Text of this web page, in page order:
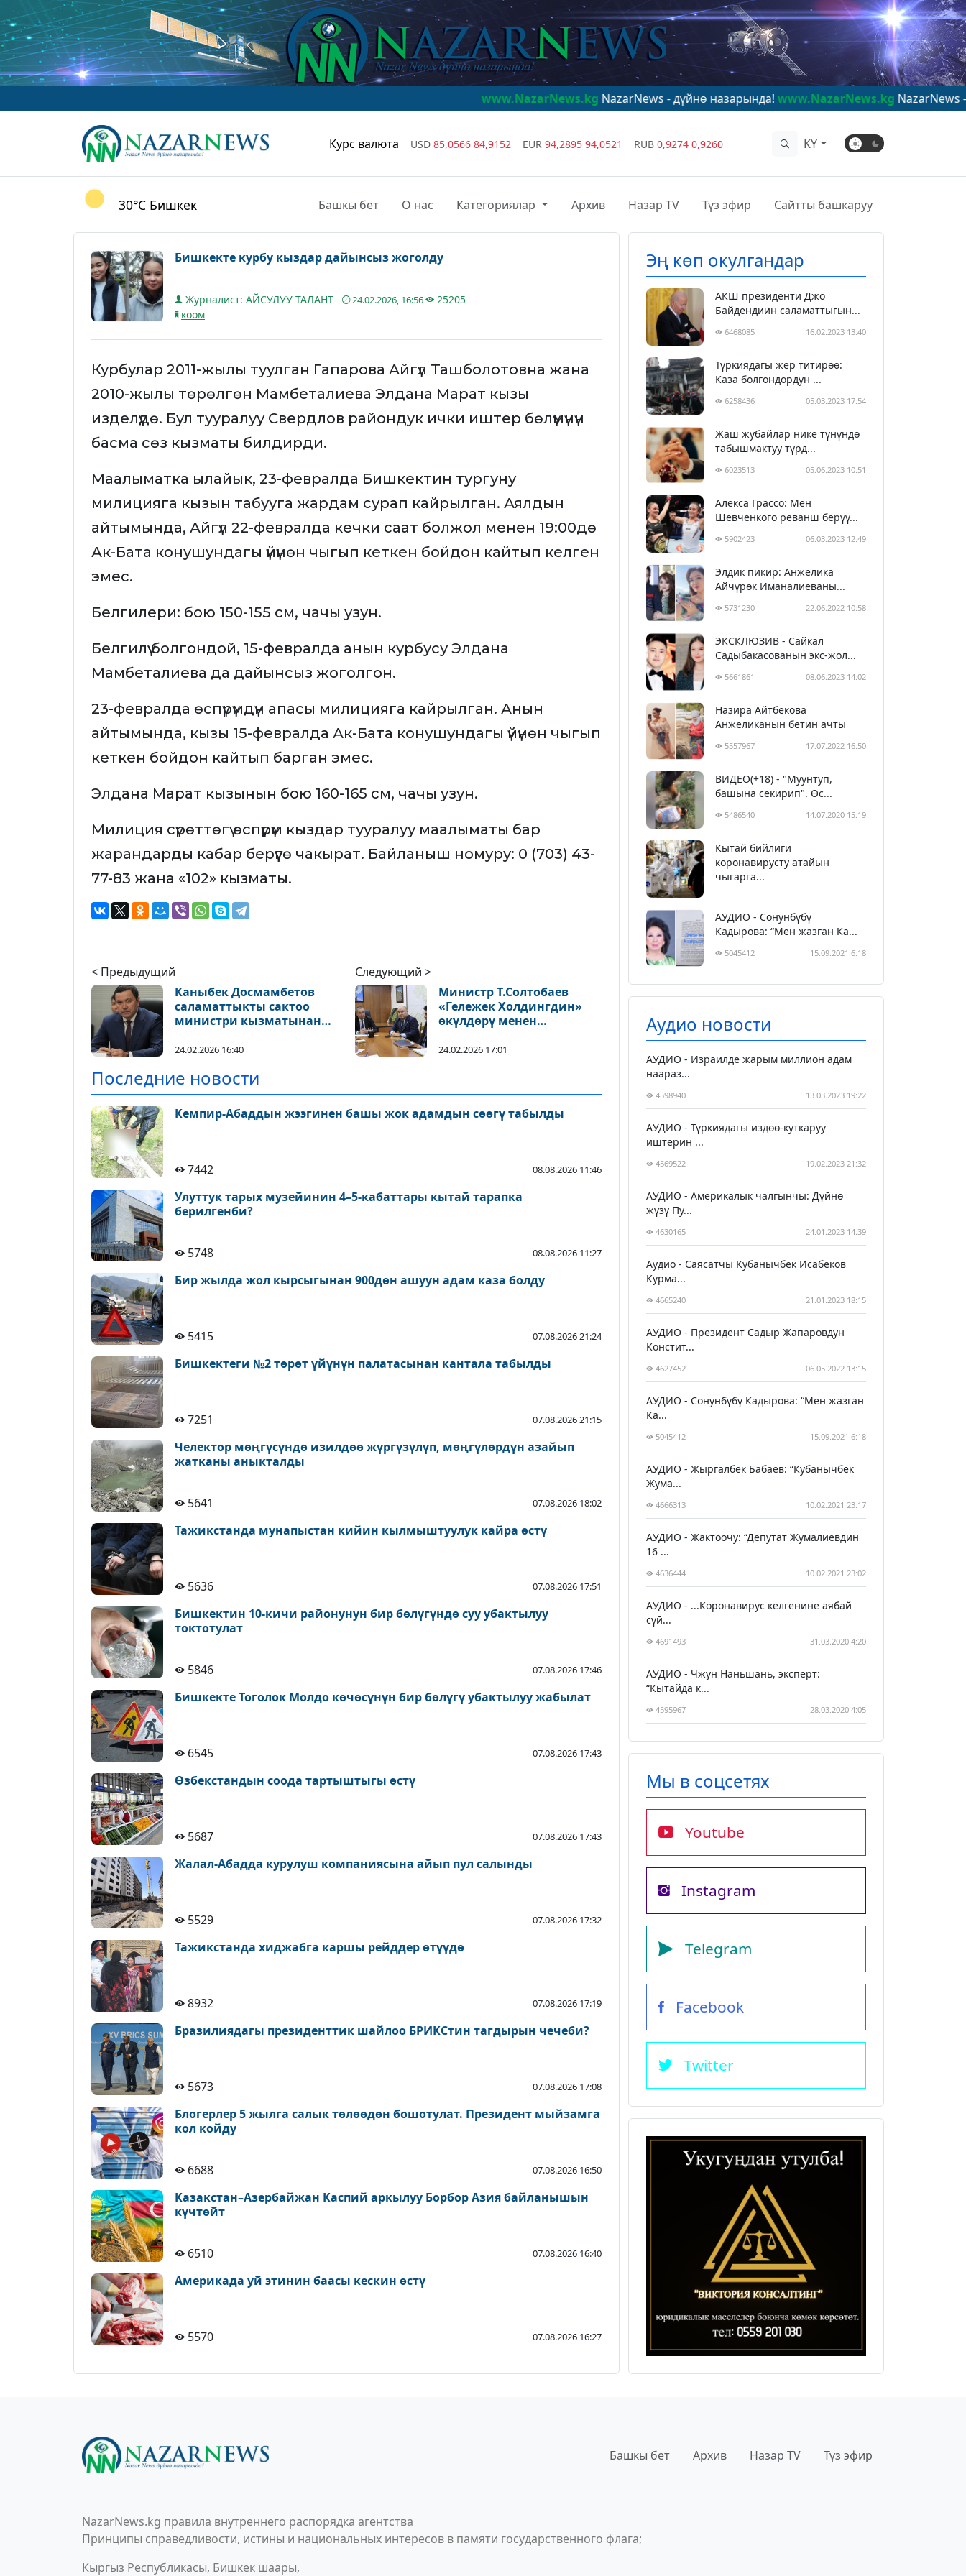
www.NazarNews.kgNazarNews - дүйнө назарында!www.NazarNews.kgNazarNews - в центре
Курс валюта USD 85,0566 84,9152 EUR 94,2895 94,0521 RUB 0,9274 0,9260 KY
30°C Бишкек Башкы бет О нас Категориялар Архив Назар TV Түз эфир Сайтты башкаруу
Бишкекте курбу кыздар дайынсыз жоголду
Журналист: АЙСУЛУУ ТАЛАНТ 24.02.2026, 16:56
25205
коом
Курбулар 2011-жылы туулган Гапарова Айгүл Ташболотовна жана
2010-жылы төрөлгөн Мамбеталиева Элдана Марат кызы
изделүүдө. Бул тууралуу Свердлов райондук ички иштер бөлүмүнүн
басма сөз кызматы билдирди.
Маалыматка ылайык, 23-февралда Бишкектин тургуну
милицияга кызын табууга жардам сурап кайрылган. Аялдын
айтымында, Айгүл 22-февралда кечки саат болжол менен 19:00дө
Ак-Бата конушундагы үйүнөн чыгып кеткен бойдон кайтып келген
эмес.
Белгилери: бою 150-155 см, чачы узун.
Белгилүү болгондой, 15-февралда анын курбусу Элдана
Мамбеталиева да дайынсыз жоголгон.
23-февралда өспүрүмдүн апасы милицияга кайрылган. Анын
айтымында, кызы 15-февралда Ак-Бата конушундагы үйүнөн чыгып
кеткен бойдон кайтып барган эмес.
Элдана Марат кызынын бою 160-165 см, чачы узун.
Милиция сүрөттөгү өспүрүм кыздар тууралуу маалыматы бар
жарандарды кабар берүүгө чакырат. Байланыш номуру: 0 (703) 43-
77-83 жана «102» кызматы.
< Предыдущий
Каныбек Досмамбетов
саламаттыкты сактоо
министри кызматынан
24.02.2026 16:40
Следующий >
Министр Т.Солтобаев
«Гележек Холдингдин»
өкүлдөрү менен
24.02.2026 17:01
Последние новости
Кемпир-Абаддын жээгинен башы жок адамдын сөөгү табылды
7442 08.08.2026 11:46
Улуттук тарых музейинин 4–5-кабаттары кытай тарапка
берилгенби?
5748 08.08.2026 11:27
Бир жылда жол кырсыгынан 900дөн ашуун адам каза болду
5415 07.08.2026 21:24
Бишкектеги №2 төрөт үйүнүн палатасынан кантала табылды
7251 07.08.2026 21:15
Челектор мөңгүсүндө изилдөө жүргүзүлүп, мөңгүлөрдүн азайып
жатканы аныкталды
5641 07.08.2026 18:02
Тажикстанда мунапыстан кийин кылмыштуулук кайра өстү
5636 07.08.2026 17:51
Бишкектин 10-кичи районунун бир бөлүгүндө суу убактылуу
токтотулат
5846 07.08.2026 17:46
Бишкекте Тоголок Молдо көчөсүнүн бир бөлүгү убактылуу жабылат
6545 07.08.2026 17:43
Өзбекстандын соода тартыштыгы өстү
5687 07.08.2026 17:43
Жалал-Абадда курулуш компаниясына айып пул салынды
5529 07.08.2026 17:32
Тажикстанда хиджабга каршы рейддер өтүүдө
8932 07.08.2026 17:19
Бразилиядагы президенттик шайлоо БРИКСтин тагдырын чечеби?
5673 07.08.2026 17:08
Блогерлер 5 жылга салык төлөөдөн бошотулат. Президент мыйзамга
кол койду
6688 07.08.2026 16:50
Казакстан–Азербайжан Каспий аркылуу Борбор Азия байланышын
күчтөйт
6510 07.08.2026 16:40
Америкада уй этинин баасы кескин өстү
5570 07.08.2026 16:27
Эң көп окулгандар
АКШ президенти Джо
Байдендиин саламаттыгын...
6468085 16.02.2023 13:40
Түркиядагы жер титирөө:
Каза болгондордун ...
6258436 05.03.2023 17:54
Жаш жубайлар нике түнүндө
табышмактуу түрд...
6023513 05.06.2023 10:51
Алекса Грассо: Мен
Шевченкого реванш берүү...
5902423 06.03.2023 12:49
Элдик пикир: Анжелика
Айчүрөк Иманалиеваны...
5731230 22.06.2022 10:58
ЭКСКЛЮЗИВ - Сайкал
Садыбакасованын экс-жол...
5661861 08.06.2023 14:02
Назира Айтбекова
Анжеликанын бетин ачты
5557967 17.07.2022 16:50
ВИДЕО(+18) - "Муунтуп,
башына секирип". Өс...
5486540 14.07.2020 15:19
Кытай бийлиги
коронавирусту атайын
чыгарга...
АУДИО - Сонунбүбү
Кадырова: “Мен жазган Ка...
5045412 15.09.2021 6:18
Аудио новости
АУДИО - Израилде жарым миллион адам
наараз...
4598940 13.03.2023 19:22
АУДИО - Түркиядагы издөө-куткаруу
иштерин ...
4569522 19.02.2023 21:32
АУДИО - Америкалык чалгынчы: Дүйнө
жүзү Пу...
4630165 24.01.2023 14:39
Аудио - Саясатчы Кубанычбек Исабеков
Курма...
4665240 21.01.2023 18:15
АУДИО - Президент Садыр Жапаровдун
Констит...
4627452 06.05.2022 13:15
АУДИО - Сонунбүбү Кадырова: “Мен жазган
Ка...
5045412 15.09.2021 6:18
АУДИО - Жыргалбек Бабаев: “Кубанычбек
Жума...
4666313 10.02.2021 23:17
АУДИО - Жактоочу: “Депутат Жумалиевдин
16 ...
4636444 10.02.2021 23:02
АУДИО - ...Коронавирус келгенине аябай
сүй...
4691493 31.03.2020 4:20
АУДИО - Чжун Наньшань, эксперт:
“Кытайда к...
4595967 28.03.2020 4:05
Мы в соцсетях
Youtube
Instagram
Telegram
Facebook
Twitter
Башкы бет Архив Назар TV Түз эфир
NazarNews.kg правила внутреннего распорядка агентства
Принципы справедливости, истины и национальных интересов в памяти государственного флага;
Кыргыз Республикасы, Бишкек шаары,